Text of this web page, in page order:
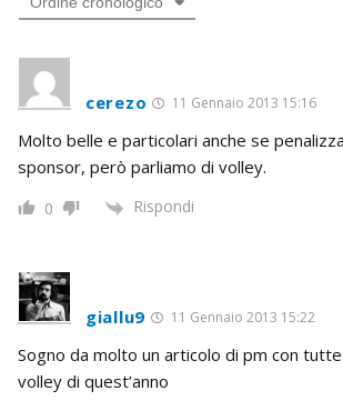
cerezo 11 Gennaio 2013 15:16
Molto belle e particolari anche se
sponsor, però parliamo di volley.
0 Rispondi
giallu9 11 Gennaio 2013 15:22
Sogno da molto un articolo di pm con
volley di quest’anno